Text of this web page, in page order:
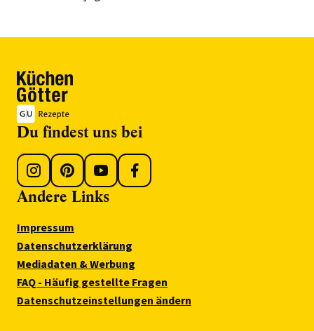
Du findest uns bei
Andere Links
Impressum
Datenschutzerklärung
Mediadaten & Werbung
FAQ - Häufig gestellte Fragen
Datenschutzeinstellungen ändern